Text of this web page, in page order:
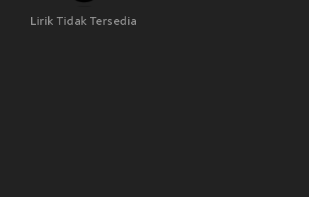
Lirik Tidak Tersedia